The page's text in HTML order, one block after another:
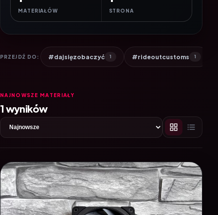
MATERIAŁÓW STRONA
PRZEJDŹ DO: #dajsięzobaczyć 1 #rideoutcustoms 1
NAJNOWSZE MATERIAŁY
1 wyników